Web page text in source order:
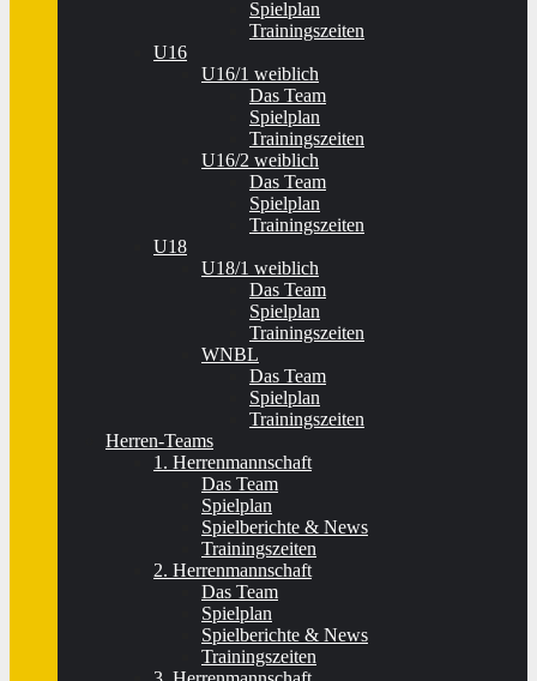
Spielplan
Trainingszeiten
U16
U16/1 weiblich
Das Team
Spielplan
Trainingszeiten
U16/2 weiblich
Das Team
Spielplan
Trainingszeiten
U18
U18/1 weiblich
Das Team
Spielplan
Trainingszeiten
WNBL
Das Team
Spielplan
Trainingszeiten
Herren-Teams
1. Herrenmannschaft
Das Team
Spielplan
Spielberichte & News
Trainingszeiten
2. Herrenmannschaft
Das Team
Spielplan
Spielberichte & News
Trainingszeiten